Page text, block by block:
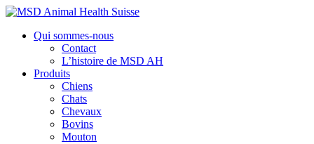
Qui sommes-nous
Contact
L’histoire de MSD AH
Produits
Chiens
Chats
Chevaux
Bovins
Mouton